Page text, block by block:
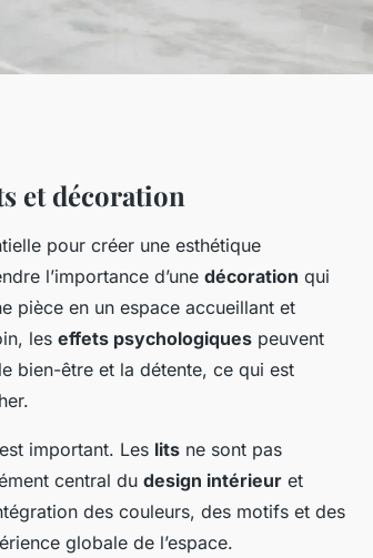
les
et décoration
pour créer une esthétique
l’importance d’une décoration qui
pièce en un espace accueillant et
les effets psychologiques peuvent
bien-être et la détente, ce qui est
important. Les lits ne sont pas
central du design intérieur et
des couleurs, des motifs et des
globale de l’espace.